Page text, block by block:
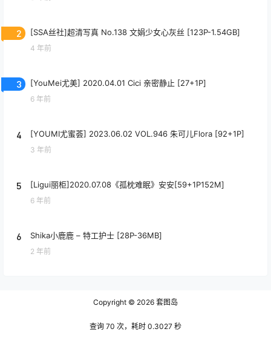
2 [SSA丝社]超清写真 No.138 文娟少女心灰丝 [123P-1.54GB]
4 年前
3 [YouMei尤美] 2020.04.01 Cici 亲密静止 [27+1P]
6 年前
4 [YOUMI尤蜜荟] 2023.06.02 VOL.946 朱可儿Flora [92+1P]
3 年前
5 [Ligui丽柜]2020.07.08《孤枕难眠》安安[59+1P152M]
6 年前
6 Shika小鹿鹿 – 特工护士 [28P-36MB]
2 年前
Copyright © 2026 套图岛
查询 70 次，耗时 0.3027 秒